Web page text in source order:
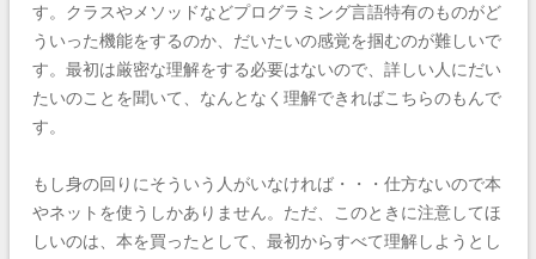
す。クラスやメソッドなどプログラミング言語特有のものがど
ういった機能をするのか、だいたいの感覚を掴むのが難しいで
す。最初は厳密な理解をする必要はないので、詳しい人にだい
たいのことを聞いて、なんとなく理解できればこちらのもんで
す。
もし身の回りにそういう人がいなければ・・・仕方ないので本
やネットを使うしかありません。ただ、このときに注意してほ
しいのは、本を買ったとして、最初からすべて理解しようとし